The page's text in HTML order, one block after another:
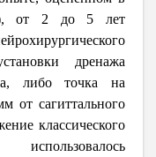
от 2 до 5 лет
дренажа
либо точка на
от сагиттального
классического